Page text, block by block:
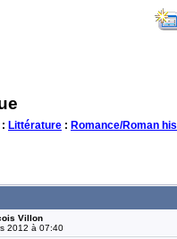
: Littérature : Romance/Roman
Villon
2012 à 07:40